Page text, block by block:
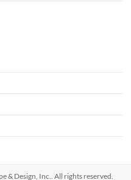
& Design, Inc. . All rights reserved.